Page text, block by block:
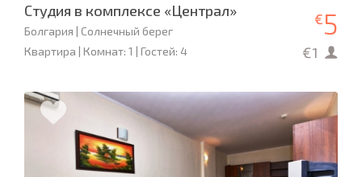
Студия в комплексе «Централ»
Болгария | Солнечный берег
Квартира | Комнат: 1 | Гостей: 4
€5
€1